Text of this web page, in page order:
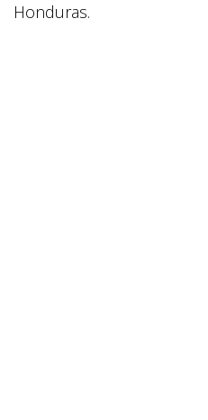
Honduras.